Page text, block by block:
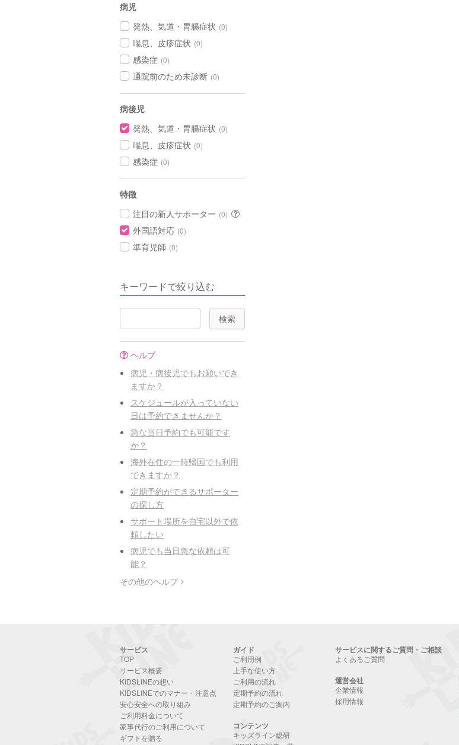
病児
発熱、気道・胃腸症状 (0)
喘息、皮疹症状 (0)
感染症 (0)
通院前のため未診断 (0)
病後児
発熱、気道・胃腸症状 (0)
喘息、皮疹症状 (0)
感染症 (0)
特徴
注目の新人サポーター (0)
外国語対応 (0)
準育児師 (0)
キーワードで絞り込む
ヘルプ
病児・病後児でもお願いでき
ますか？
スケジュールが入っていない
日は予約できませんか？
急な当日予約でも可能です
か？
海外在住の一時帰国でも利用
できますか？
定期予約ができるサポーター
の探し方
サポート場所を自宅以外で依
頼したい
病児でも当日急な依頼は可
能？
その他のヘルプ
サービス
TOP
サービス概要
KIDSLINEの想い
KIDSLINEでのマナー・注意点
安心安全への取り組み
ご利用料金について
家事代行のご利用について
ギフトを贈る
ガイド
ご利用例
上手な使い方
ご利用の流れ
定期予約の流れ
定期予約のご案内
コンテンツ
キッズライン総研
サービスに関するご質問・ご相談
よくあるご質問
運営会社
企業情報
採用情報